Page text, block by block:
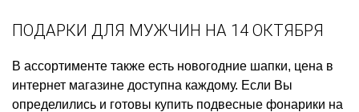
ПОДАРКИ ДЛЯ МУЖЧИН НА 14 ОКТЯБРЯ
В ассортименте также есть новогодние шапки, цена в
интернет магазине доступна каждому. Если Вы
определились и готовы купить подвесные фонарики на